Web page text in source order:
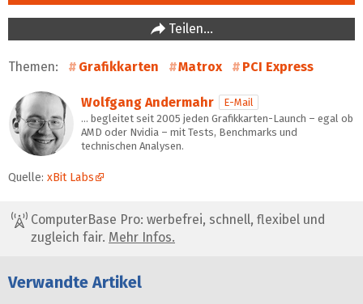
Teilen…
Themen: Grafikkarten Matrox PCI Express
Wolfgang Andermahr
E-Mail
… begleitet seit 2005 jeden Grafikkarten-Launch – egal ob
AMD oder Nvidia – mit Tests, Benchmarks und
technischen Analysen.
Quelle: xBit Labs
ComputerBase Pro: werbefrei, schnell, flexibel und
zugleich fair. Mehr Infos.
Verwandte Artikel